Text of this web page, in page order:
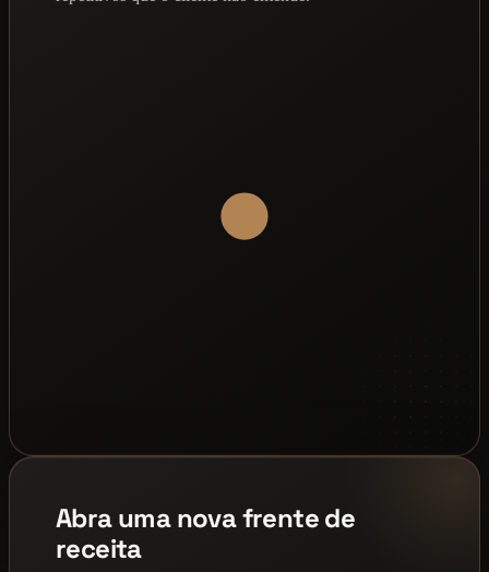
Abra uma nova frente de
receita